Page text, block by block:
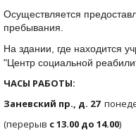
Осуществляется
пребывания.
На здании, где находится
"Центр социальной
ЧАСЫ РАБОТЫ:
Заневский пр., д. 27
(перерыв с 13.00 до 14.00)